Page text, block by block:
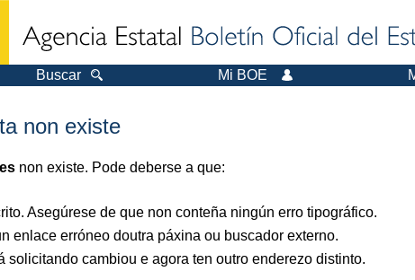
Buscar Mi BOE
non existe
non existe. Pode deberse a que:
Asegúrese de que non conteña ningún erro tipográfico.
enlace erróneo doutra páxina ou buscador externo.
solicitando cambiou e agora ten outro enderezo distinto.